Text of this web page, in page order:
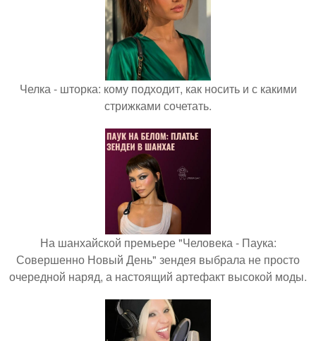
Челка - шторка: кому подходит, как носить и с какими
стрижками сочетать.
На шанхайской премьере "Человека - Паука:
Совершенно Новый День" зендея выбрала не просто
очередной наряд, а настоящий артефакт высокой моды.